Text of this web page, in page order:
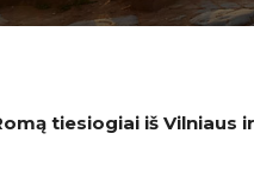
tiesiogiai iš Vilniaus